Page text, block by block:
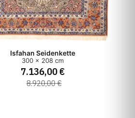
Isfahan Seidenkette
300 x 208 cm
7.136,00 €
8.920,00 €